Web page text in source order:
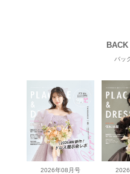
バッ
2026年08月号